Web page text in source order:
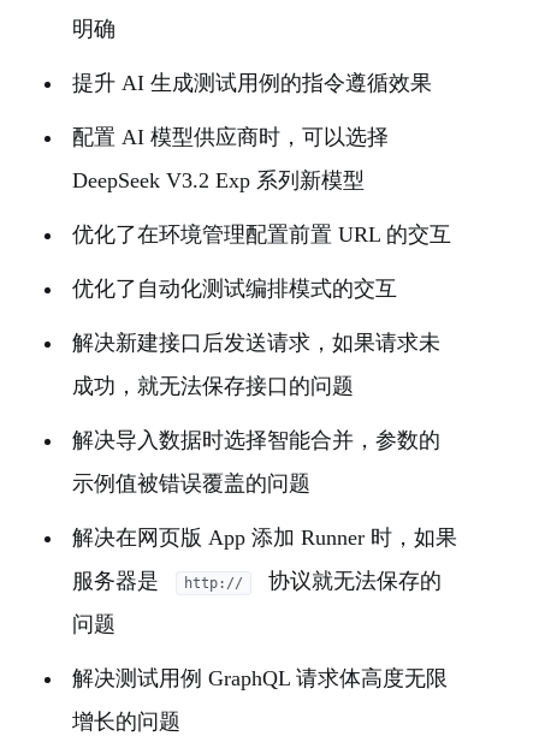
明确
提升 AI 生成测试用例的指令遵循效果
配置 AI 模型供应商时，可以选择
DeepSeek V3.2 Exp 系列新模型
优化了在环境管理配置前置 URL 的交互
优化了自动化测试编排模式的交互
解决新建接口后发送请求，如果请求未
成功，就无法保存接口的问题
解决导入数据时选择智能合并，参数的
示例值被错误覆盖的问题
解决在网页版 App 添加 Runner 时，如果
服务器是
http://
协议就无法保存的
问题
解决测试用例 GraphQL 请求体高度无限
增长的问题